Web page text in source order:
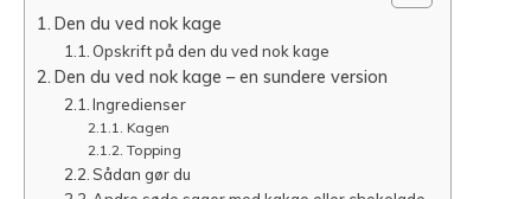
Den du ved nok kage
Opskrift på den du ved nok kage
Den du ved nok kage – en sundere version
Ingredienser
Kagen
Topping
Sådan gør du